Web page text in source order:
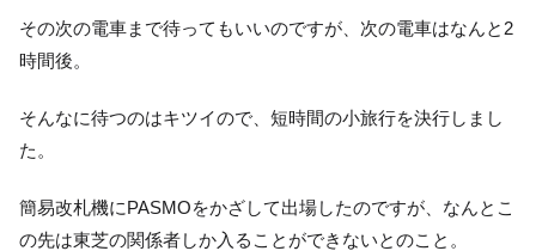
その次の電車まで待ってもいいのですが、次の電車はなんと2
時間後。
そんなに待つのはキツイので、短時間の小旅行を決行しまし
た。
簡易改札機にPASMOをかざして出場したのですが、なんとこ
の先は東芝の関係者しか入ることができないとのこと。